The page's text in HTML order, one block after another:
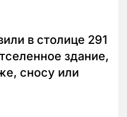
в столице 291
здание,
сносу или